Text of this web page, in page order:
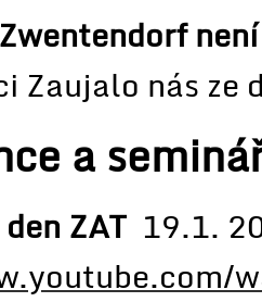
Zaujalo nás ze
a
ZAT 19.1.